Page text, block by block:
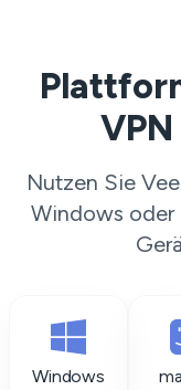
Nutzen Sie
Windows oder
Windows